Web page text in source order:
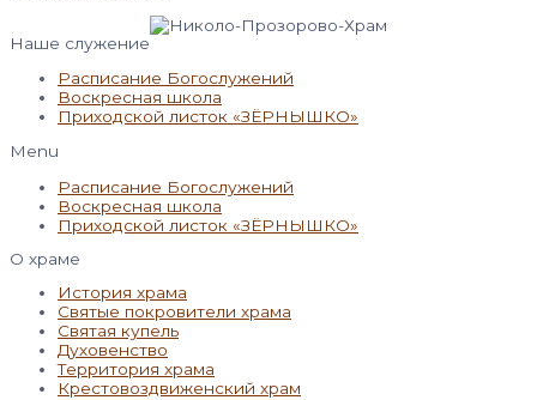
Наше служение
Расписание Богослужений
Воскресная школа
Приходской листок «ЗЁРНЫШКО»
Menu
Расписание Богослужений
Воскресная школа
Приходской листок «ЗЁРНЫШКО»
О храме
История храма
Святые покровители храма
Святая купель
Духовенство
Территория храма
Крестовоздвиженский храм